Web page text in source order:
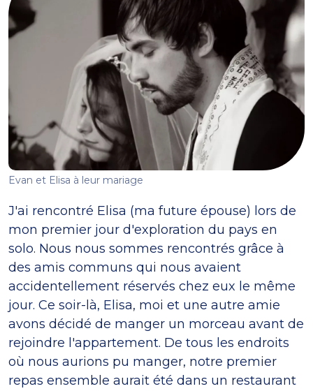
Evan et Elisa à leur mariage
J'ai rencontré Elisa (ma future épouse) lors de
mon premier jour d'exploration du pays en
solo. Nous nous sommes rencontrés grâce à
des amis communs qui nous avaient
accidentellement réservés chez eux le même
jour. Ce soir-là, Elisa, moi et une autre amie
avons décidé de manger un morceau avant de
rejoindre l'appartement. De tous les endroits
où nous aurions pu manger, notre premier
repas ensemble aurait été dans un restaurant